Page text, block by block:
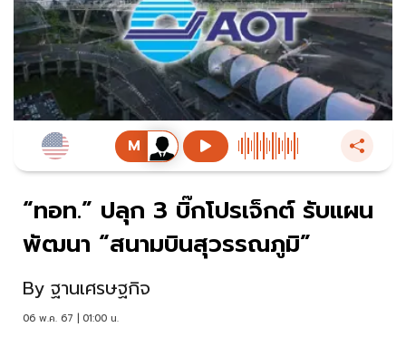
“ทอท.” ปลุก 3 บิ๊กโปรเจ็กต์ รับแผน
พัฒนา “สนามบินสุวรรณภูมิ”
By ฐานเศรษฐกิจ
06 พ.ค. 67 | 01:00 น.